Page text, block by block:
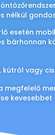
nélkül
esetén
bárhonnan
kútról vagy
megfelelő
kevesebbet